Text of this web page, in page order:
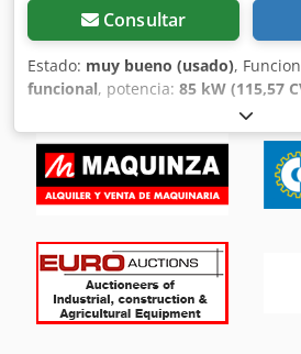
Consultar
Estado: muy bueno (usado),
funcional, potencia: 85 kW (115,57
, horas de
Equipamiento:aire acondicionado,
de martillos, hidráulica de pinzas,
Schaeff TC125 / Brazo ajustable /
Rotator • Fabricante: Schaeff Terex •
• Motor: Deutz TD 3.6 L4 • Hoja
y lenta • Cámara de marcha atrás •
acondicionado • Radio • Sistema de
centralizado Crsdpjywlhujfx Aifsf •